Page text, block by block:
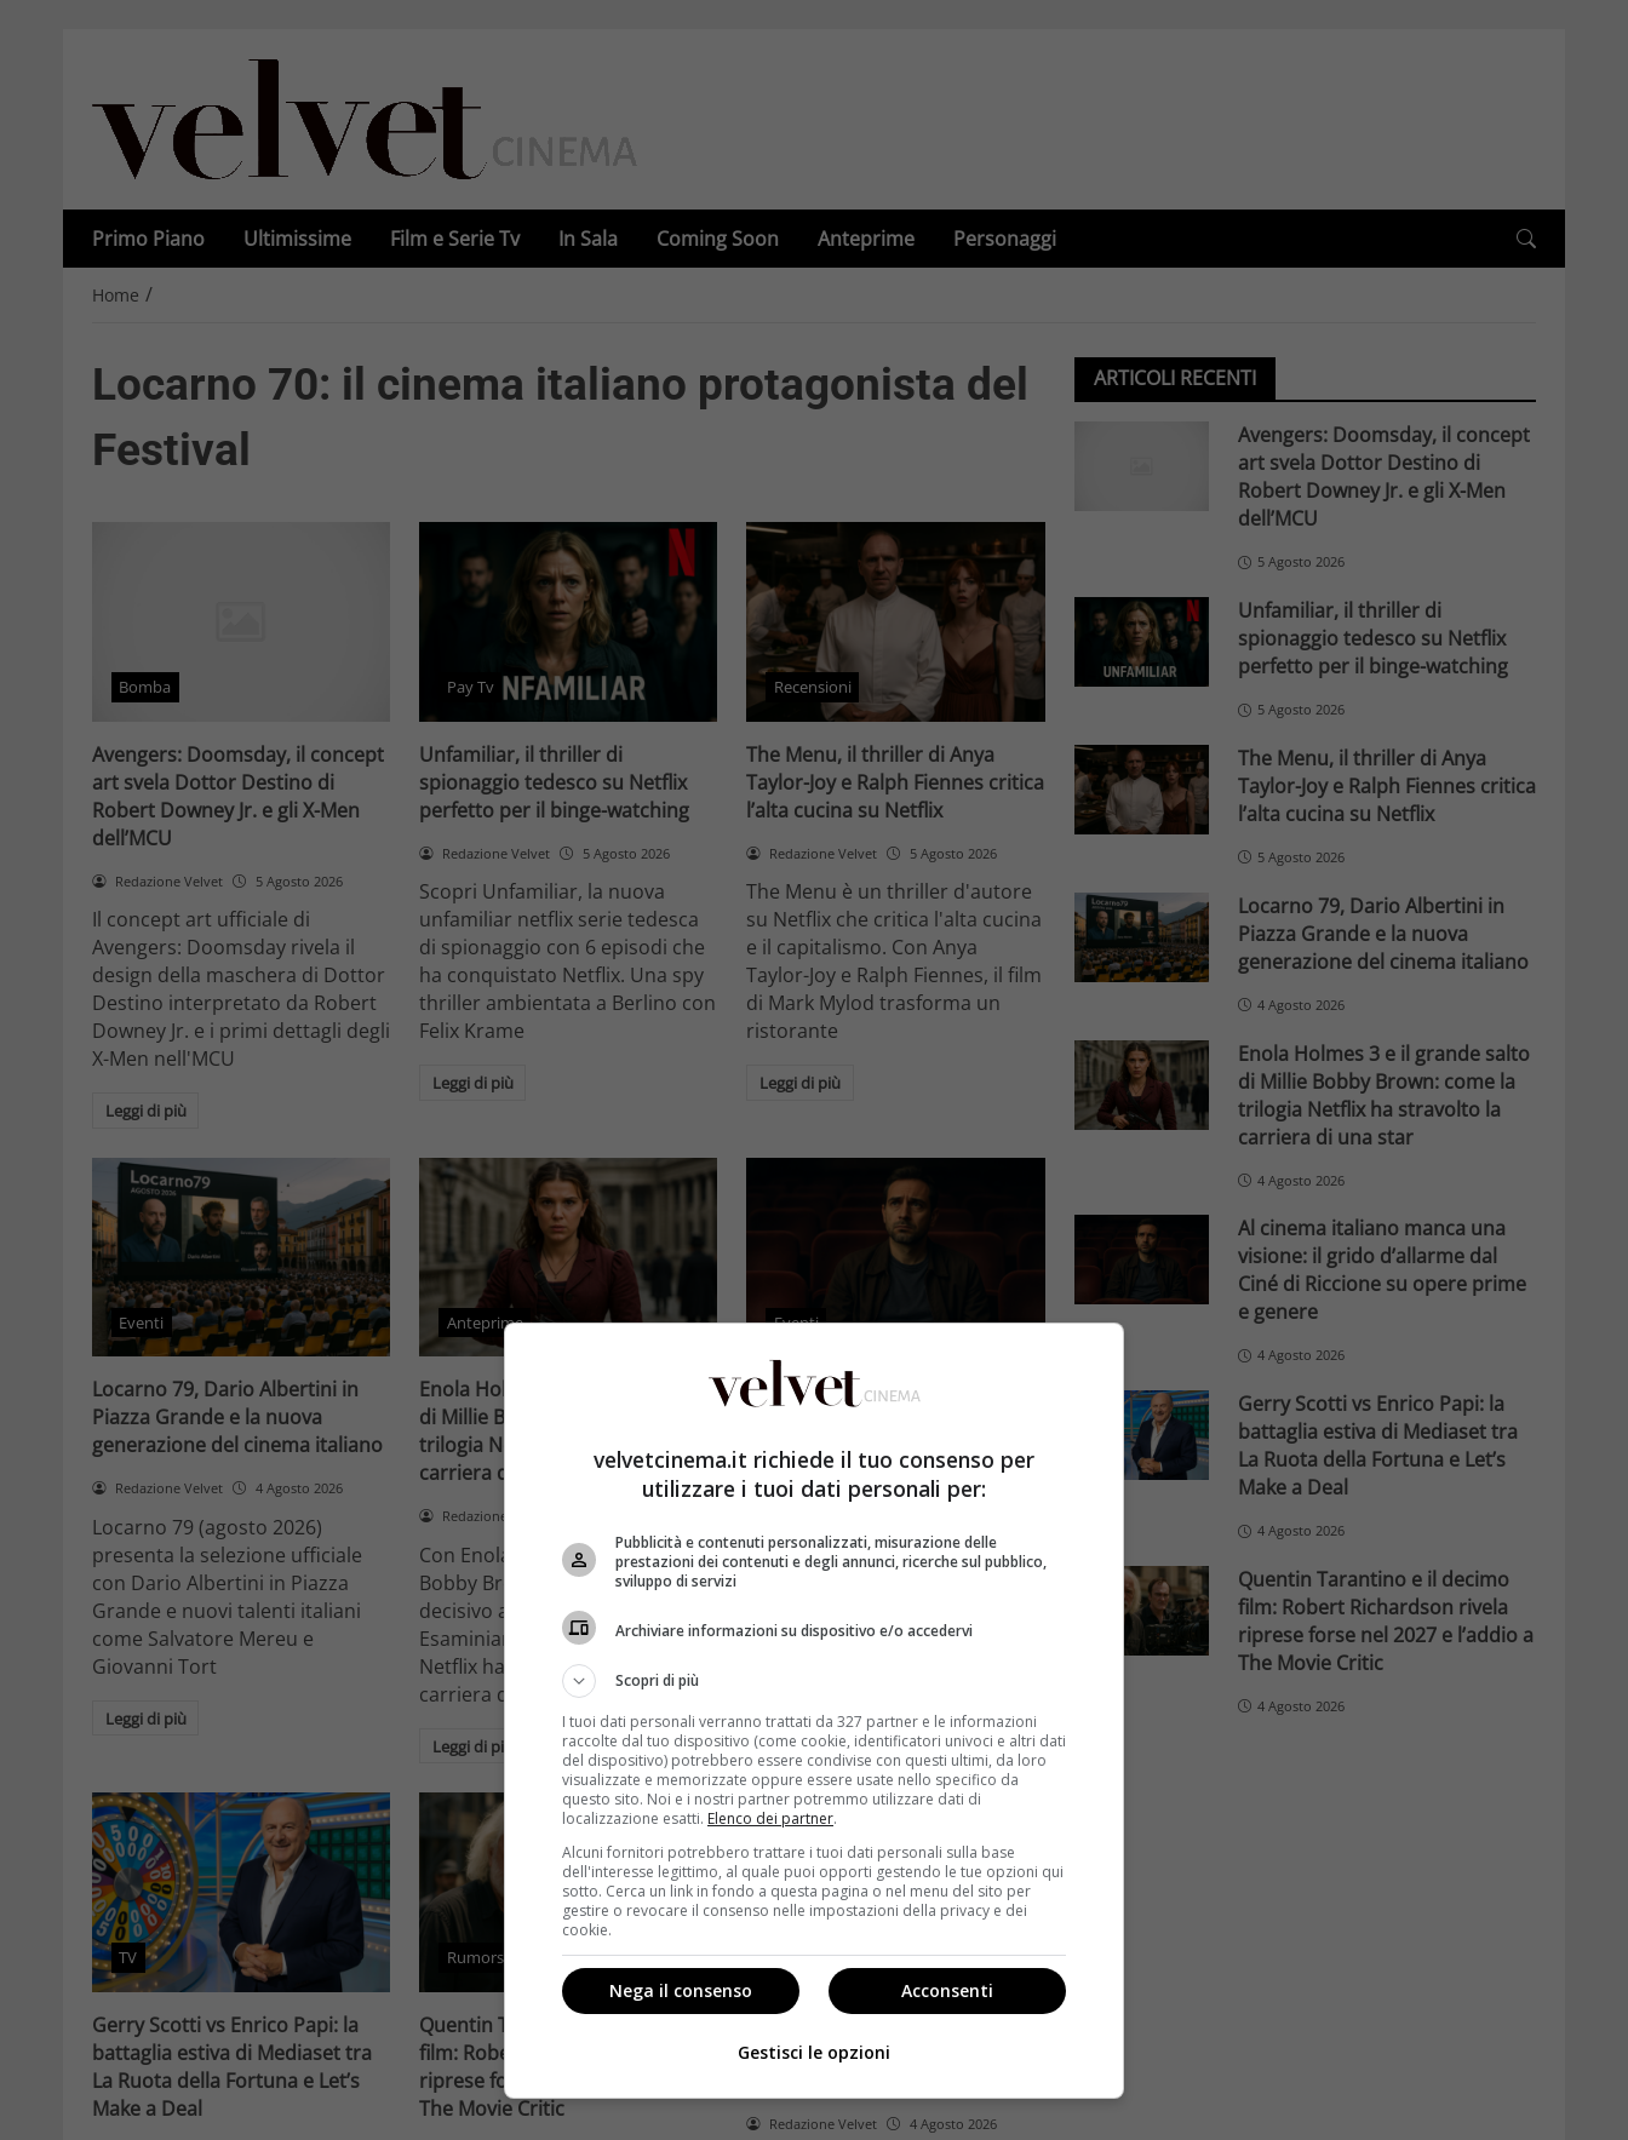
Primo Piano Ultimissime Film e Serie Tv In Sala Coming Soon Anteprime Personaggi
Home /
Locarno 70: il cinema italiano protagonista del
Festival
Bomba
Avengers: Doomsday, il concept
art svela Dottor Destino di
Robert Downey Jr. e gli X-Men
dell’MCU
Redazione Velvet 5 Agosto 2026
Il concept art ufficiale di
Avengers: Doomsday rivela il
design della maschera di Dottor
Destino interpretato da Robert
Downey Jr. e i primi dettagli degli
X-Men nell'MCU
Leggi di più
Pay Tv
Unfamiliar, il thriller di
spionaggio tedesco su Netflix
perfetto per il binge-watching
Redazione Velvet 5 Agosto 2026
Scopri Unfamiliar, la nuova
unfamiliar netflix serie tedesca
di spionaggio con 6 episodi che
ha conquistato Netflix. Una spy
thriller ambientata a Berlino con
Felix Krame
Leggi di più
Recensioni
The Menu, il thriller di Anya
Taylor-Joy e Ralph Fiennes critica
l’alta cucina su Netflix
Redazione Velvet 5 Agosto 2026
The Menu è un thriller d'autore
su Netflix che critica l'alta cucina
e il capitalismo. Con Anya
Taylor-Joy e Ralph Fiennes, il film
di Mark Mylod trasforma un
ristorante
Leggi di più
Eventi
Locarno 79, Dario Albertini in
Piazza Grande e la nuova
generazione del cinema italiano
Redazione Velvet 4 Agosto 2026
Locarno 79 (agosto 2026)
presenta la selezione ufficiale
con Dario Albertini in Piazza
Grande e nuovi talenti italiani
come Salvatore Mereu e
Giovanni Tort
Leggi di più
Anteprime
Enola Holmes 3 e il grande salto
di Millie Bobby Brown: come la
trilogia Netflix ha stravolto la
carriera di una star
Redazione Velvet
Con Enola Holmes 3, Millie
Bobby Brown compie un salto
decisivo a Hollywood.
Esaminiamo come la trilogia
Netflix ha trasformato la sua
carriera da attrice
Leggi di più
Eventi
Al cinema italiano manca una
Ciné di Riccione su opere prime
e genere
Il cinema italiano opere prime
ricambio generazionale e
Leggi di più
TV
Gerry Scotti vs Enrico Papi: la
battaglia estiva di Mediaset tra
La Ruota della Fortuna e Let’s
Make a Deal
Rumors
Quentin Tarantino e il decimo
film: Robert Richardson rivela
riprese forse nel 2027 e l’addio a
The Movie Critic
Anteprime
Dangerous Animals su Prime
Redazione Velvet 4 Agosto 2026
ARTICOLI RECENTI
Avengers: Doomsday, il concept
art svela Dottor Destino di
Robert Downey Jr. e gli X-Men
dell’MCU
5 Agosto 2026
Unfamiliar, il thriller di
spionaggio tedesco su Netflix
perfetto per il binge-watching
5 Agosto 2026
The Menu, il thriller di Anya
Taylor-Joy e Ralph Fiennes critica
l’alta cucina su Netflix
5 Agosto 2026
Locarno 79, Dario Albertini in
Piazza Grande e la nuova
generazione del cinema italiano
4 Agosto 2026
Enola Holmes 3 e il grande salto
di Millie Bobby Brown: come la
trilogia Netflix ha stravolto la
carriera di una star
4 Agosto 2026
Al cinema italiano manca una
visione: il grido d’allarme dal
Ciné di Riccione su opere prime
e genere
4 Agosto 2026
Gerry Scotti vs Enrico Papi: la
battaglia estiva di Mediaset tra
La Ruota della Fortuna e Let’s
Make a Deal
4 Agosto 2026
Quentin Tarantino e il decimo
film: Robert Richardson rivela
riprese forse nel 2027 e l’addio a
The Movie Critic
4 Agosto 2026
velvetcinema.it richiede il tuo consenso per
utilizzare i tuoi dati personali per:
Pubblicità e contenuti personalizzati, misurazione delle
prestazioni dei contenuti e degli annunci, ricerche sul pubblico,
sviluppo di servizi
Archiviare informazioni su dispositivo e/o accedervi
Scopri di più
I tuoi dati personali verranno trattati da 327 partner e le informazioni
raccolte dal tuo dispositivo (come cookie, identificatori univoci e altri dati
del dispositivo) potrebbero essere condivise con questi ultimi, da loro
visualizzate e memorizzate oppure essere usate nello specifico da
questo sito. Noi e i nostri partner potremmo utilizzare dati di
localizzazione esatti. Elenco dei partner.
Alcuni fornitori potrebbero trattare i tuoi dati personali sulla base
dell'interesse legittimo, al quale puoi opporti gestendo le tue opzioni qui
sotto. Cerca un link in fondo a questa pagina o nel menu del sito per
gestire o revocare il consenso nelle impostazioni della privacy e dei
cookie.
Acconsenti
Nega il consenso
Gestisci le opzioni